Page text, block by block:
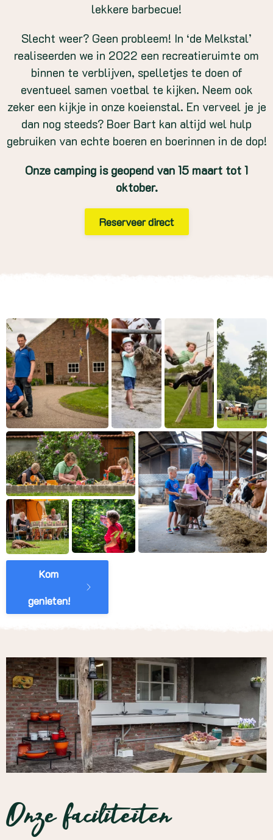
lekkere barbecue!
Slecht weer? Geen probleem! In ‘de Melkstal’
realiseerden we in 2022 een recreatieruimte om
binnen te verblijven, spelletjes te doen of
eventueel samen voetbal te kijken. Neem ook
zeker een kijkje in onze koeienstal. En verveel je je
dan nog steeds? Boer Bart kan altijd wel hulp
gebruiken van echte boeren en boerinnen in de dop!
Onze camping is geopend van 15 maart tot 1
oktober.
Reserveer direct
Kom
genieten!
Onze faciliteiten